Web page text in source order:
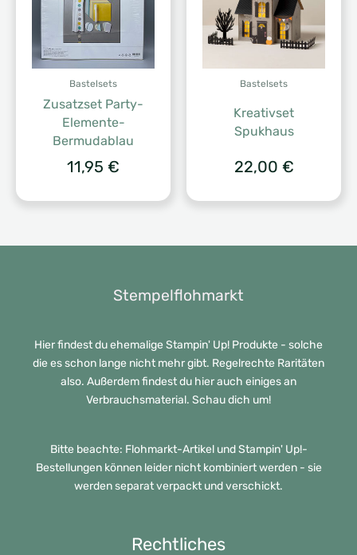
Bastelsets
Zusatzset Party-
Elemente-
Bermudablau
11,95 €
Bastelsets
Kreativset
Spukhaus
22,00 €
Stempelflohmarkt
Hier findest du ehemalige Stampin' Up! Produkte - solche
die es schon lange nicht mehr gibt. Regelrechte Raritäten
also. Außerdem findest du hier auch einiges an
Verbrauchsmaterial. Schau dich um!
Bitte beachte: Flohmarkt-Artikel und Stampin' Up!-
Bestellungen können leider nicht kombiniert werden - sie
werden separat verpackt und verschickt.
Rechtliches